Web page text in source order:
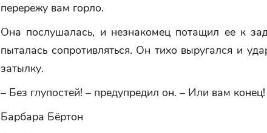
перережу вам горло.
Она послушалась, и незнакомец потащил ее к
пыталась сопротивляться. Он тихо выругался и
затылку.
– Без глупостей! – предупредил он. – Или вам конец!
Барбара Бёртон